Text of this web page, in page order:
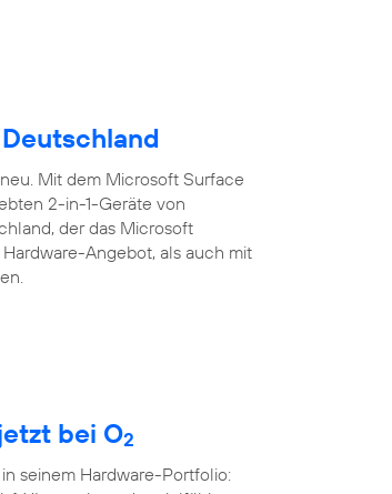
Mit dem Microsoft Surface
2-in-1-Geräte von
der das Microsoft
Angebot, als auch mit
bei O2
seinem Hardware-Portfolio: